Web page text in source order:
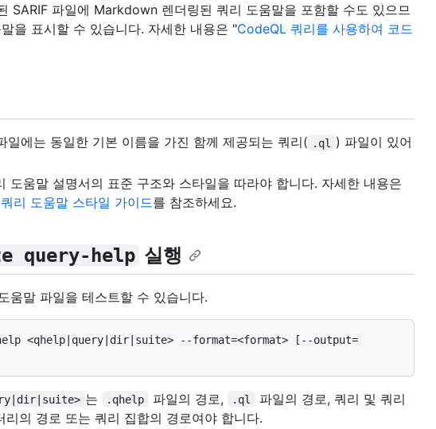
SARIF 파일에 Markdown 렌더링된 쿼리 도움말을 포함할 수도 있으므
을 표시할 수 있습니다. 자세한 내용은 "CodeQL 쿼리를 사용하여 코드
일에는 동일한 기본 이름을 가진 함께 제공되는 쿼리( .ql
) 파일이 있어
도움말 설명서의 표준 구조와 스타일을 따라야 합니다. 자세한 내용은
쿼리 도움말 스타일 가이드를 참조하세요.
query-help 실행
움말 파일을 테스트할 수 있습니다.
<qhelp|query|dir|suite> --format=<format> [--output=
는 .qhelp 파일의 경로, .ql
파일의 경로, 쿼리 및 쿼리
리의 경로 또는 쿼리 집합의 경로여야 합니다.